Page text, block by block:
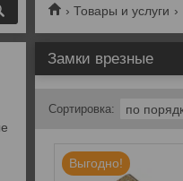
Товары и услуги
Замки врезные
Выгодно!